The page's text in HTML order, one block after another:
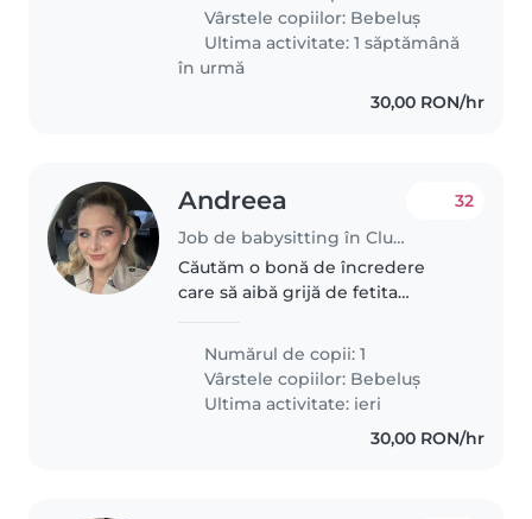
Vârstele copiilor: Bebeluș
Ultima activitate: 1 săptămână
în urmă
30,00 RON/hr
Andreea
Job de babysitting în Cluj-Napoca
32
Căutăm o bonă de încredere
care să aibă grijă de fetita
3 zile pe saptamana cate 6 ore.
Preferăm ca bona să fie
confortabilă să gătească pentru
ea,..
Numărul de copii: 1
Vârstele copiilor: Bebeluș
Ultima activitate: ieri
30,00 RON/hr